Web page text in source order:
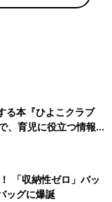
る本『ひよこクラブ
育児に役立つ情報が
「収納性ゼロ」バッ
ッグに爆誕